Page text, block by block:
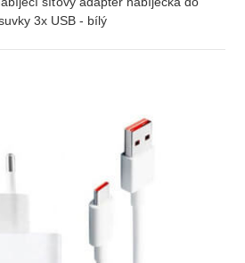
3x USB - bílý